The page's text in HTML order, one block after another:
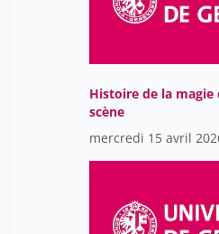
Histoire de la magie
scène
mercredi 15 avril